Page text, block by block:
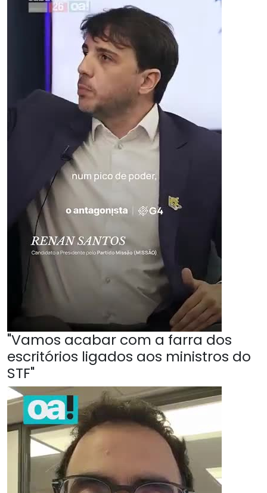
"Vamos acabar com a farra dos
escritórios ligados aos ministros do
STF"